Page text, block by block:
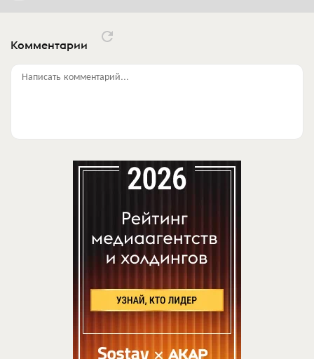
Комментарии
Написать комментарий...